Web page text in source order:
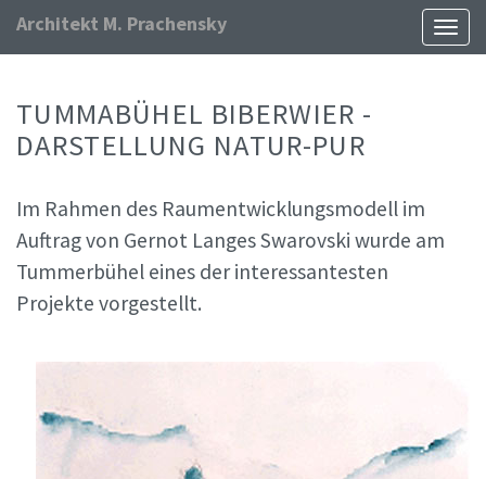
ein-/
Architekt M. Prachensky
TUMMABÜHEL BIBERWIER -
DARSTELLUNG NATUR-PUR
Im Rahmen des Raumentwicklungsmodell im
Auftrag von Gernot Langes Swarovski wurde am
Tummerbühel eines der interessantesten
Projekte vorgestellt.